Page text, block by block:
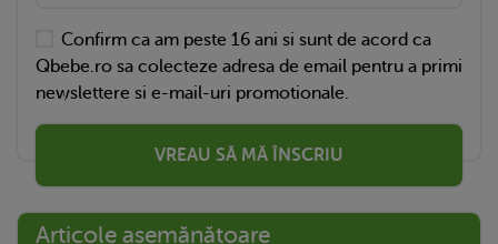
Confirm ca am peste 16 ani si sunt de acord ca
Qbebe.ro sa colecteze adresa de email pentru a primi
newslettere si e-mail-uri promotionale.
VREAU SĂ MĂ ÎNSCRIU
Articole asemănătoare